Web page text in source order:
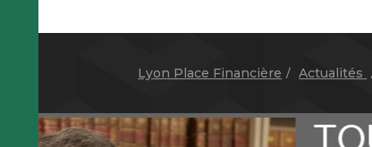
Lyon Place Financière Actualités